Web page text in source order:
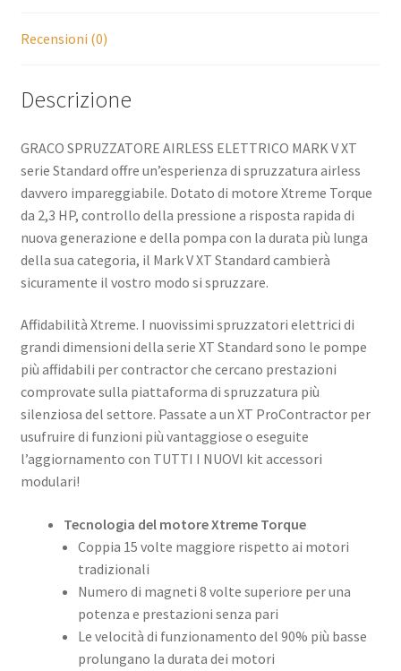
Recensioni (0)
Descrizione
GRACO SPRUZZATORE AIRLESS ELETTRICO MARK V XT
serie Standard offre un’esperienza di spruzzatura airless
davvero impareggiabile. Dotato di motore Xtreme Torque
da 2,3 HP, controllo della pressione a risposta rapida di
nuova generazione e della pompa con la durata più lunga
della sua categoria, il Mark V XT Standard cambierà
sicuramente il vostro modo si spruzzare.
Affidabilità Xtreme. I nuovissimi spruzzatori elettrici di
grandi dimensioni della serie XT Standard sono le pompe
più affidabili per contractor che cercano prestazioni
comprovate sulla piattaforma di spruzzatura più
silenziosa del settore. Passate a un XT ProContractor per
usufruire di funzioni più vantaggiose o eseguite
l’aggiornamento con TUTTI I NUOVI kit accessori
modulari!
Tecnologia del motore Xtreme Torque
Coppia 15 volte maggiore rispetto ai motori
tradizionali
Numero di magneti 8 volte superiore per una
potenza e prestazioni senza pari
Le velocità di funzionamento del 90% più basse
prolungano la durata dei motori